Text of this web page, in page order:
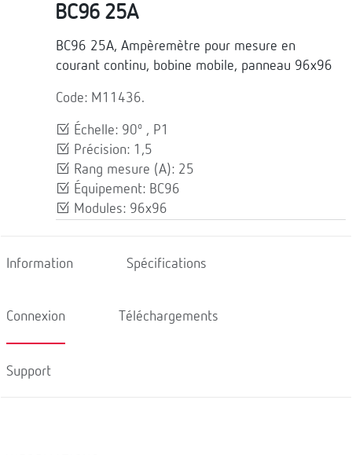
BC96 25A
BC96 25A, Ampèremètre pour mesure en
courant continu, bobine mobile, panneau 96x96
Code: M11436.
Échelle: 90º , P1
Précision: 1,5
Rang mesure (A): 25
Équipement: BC96
Modules: 96x96
Information Spécifications
Connexion Téléchargements
Support